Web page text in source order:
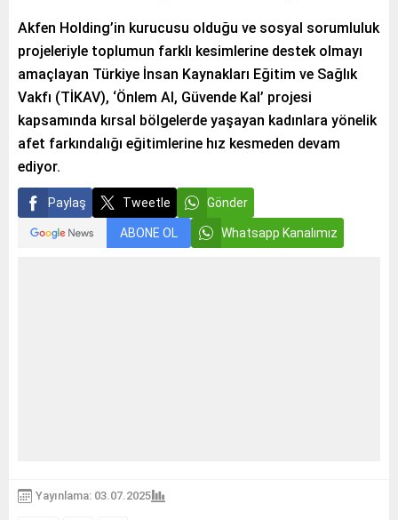
Akfen Holding’in kurucusu olduğu ve sosyal sorumluluk
projeleriyle toplumun farklı kesimlerine destek olmayı
amaçlayan Türkiye İnsan Kaynakları Eğitim ve Sağlık
Vakfı (TİKAV), ‘Önlem Al, Güvende Kal’ projesi
kapsamında kırsal bölgelerde yaşayan kadınlara yönelik
afet farkındalığı eğitimlerine hız kesmeden devam
ediyor.
Paylaş Tweetle Gönder
ABONE OL Whatsapp Kanalımız
Yayınlama: 03.07.2025